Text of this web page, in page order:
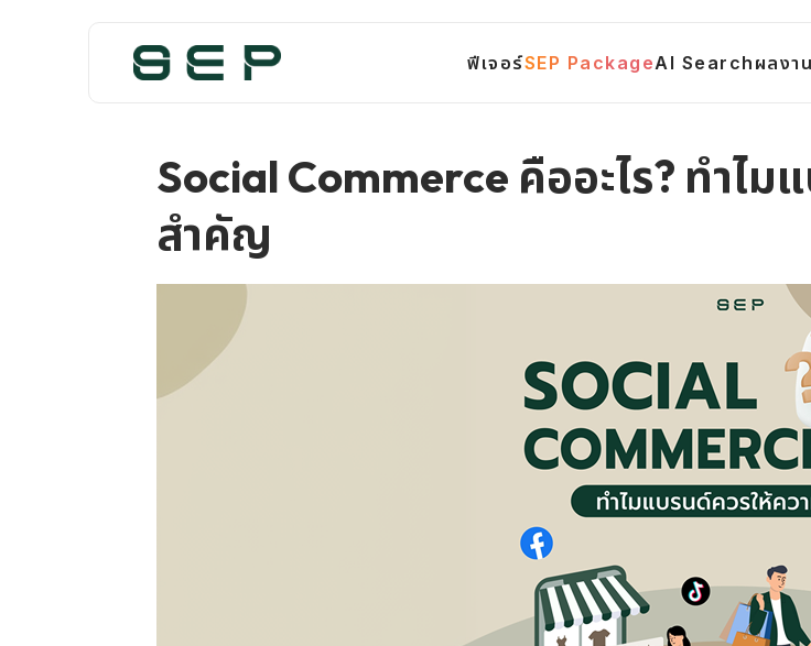
ฟีเจอร์SEP PackageAI Search ผลงาน
Social Commerce คืออะไร? ทำไ
สำคัญ